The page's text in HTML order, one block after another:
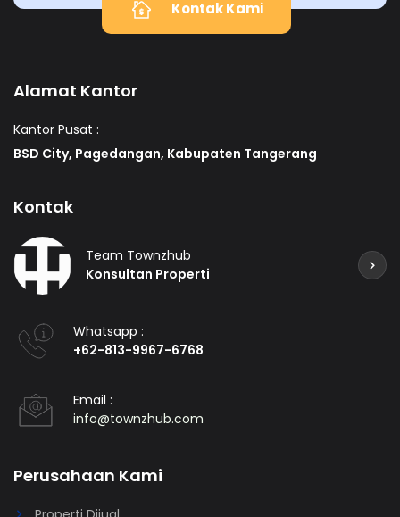
Kontak Kami
Alamat Kantor
Kantor Pusat :
BSD City, Pagedangan, Kabupaten Tangerang
Kontak
Team Townzhub
Konsultan Properti
Whatsapp :
+62-813-9967-6768
Email :
info@townzhub.com
Perusahaan Kami